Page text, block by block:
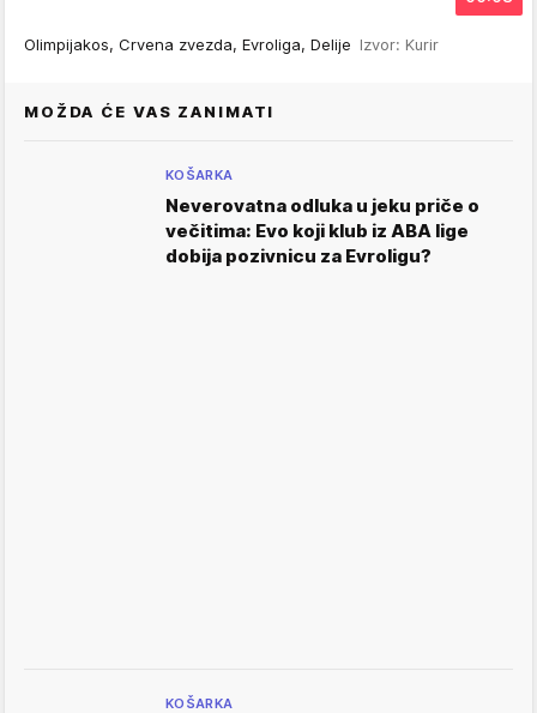
Olimpijakos, Crvena zvezda, Evroliga, Delije Izvor: Kurir
MOŽDA ĆE VAS ZANIMATI
KOŠARKA
Neverovatna odluka u jeku priče o
večitima: Evo koji klub iz ABA lige
dobija pozivnicu za Evroligu?
KOŠARKA